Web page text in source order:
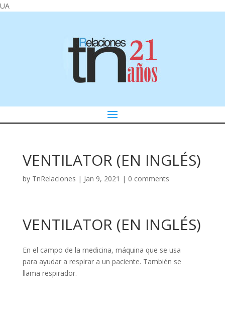
UA
VENTILATOR (EN INGLÉS)
by TnRelaciones | Jan 9, 2021 | 0 comments
VENTILATOR (EN INGLÉS)
En el campo de la medicina, máquina que se usa
para ayudar a respirar a un paciente. También se
llama respirador.